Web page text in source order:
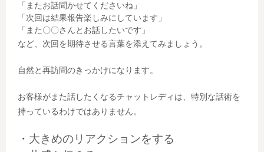
「またお話聞かせてくださいね」
「次回は結果報告楽しみにしています」
「また〇〇さんとお話したいです」
など、次回を期待させる言葉を添えてみましょう。
自然と再訪問のきっかけになります。
お客様がまた話したくなるチャットレディは、特別な話術を
持っているわけではありません。
・大きめのリアクションをする